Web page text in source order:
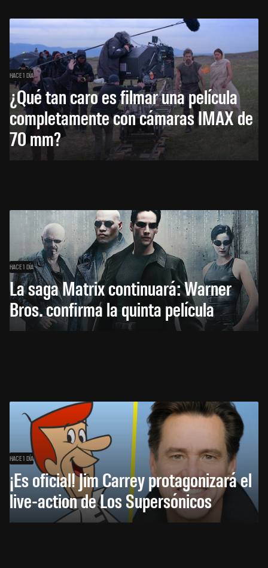
HACE 1 DÍA
¿Qué tan caro es filmar una película
completamente con cámaras IMAX de
70 mm?
HACE 1 DÍA
La saga Matrix continuará: Warner
Bros. confirma la quinta película
HACE 1 DÍA
¡Es oficial! Jim Carrey protagonizará el
live-action de Los Supersónicos